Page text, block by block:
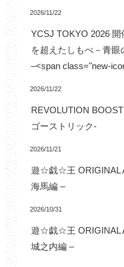
2026/11/22
YCSJ TOKYO 2026
を超えたしもべ－青眼
–<span class="new-
2026/11/22
REVOLUTION
ゴーストリック-
2026/11/21
遊☆戯☆王 ORIGINAL
海馬編 –
2026/10/31
遊☆戯☆王 ORIGINAL
城之内編 –